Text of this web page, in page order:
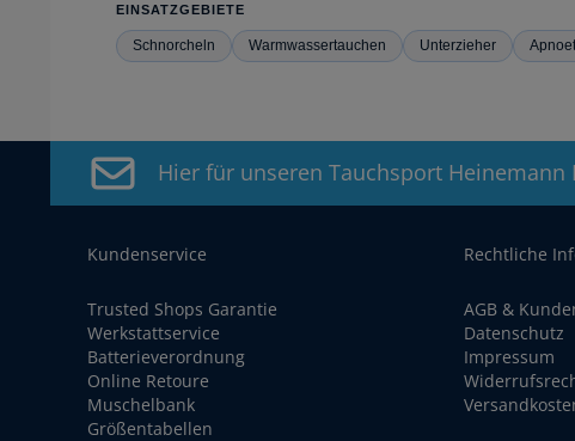
EINSATZGEBIETE
Schnorcheln Warmwassertauchen Unterzieher
Hier für unseren Tauchsport
Kundenservice
Trusted Shops Garantie
Werkstattservice
Batterieverordnung
Online Retoure
Muschelbank
Größentabellen
Rechtliche
AGB &
Datenschutz
Impressum